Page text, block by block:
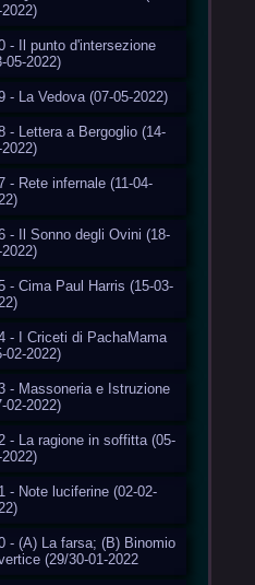
- Il punto d'intersezione
05-2022)
- La Vedova (07-05-2022)
- Lettera a Bergoglio (14-
- Rete infernale (11-04-
- Il Sonno degli Ovini (18-
- Cima Paul Harris (15-03-
- I Criceti di PachaMama
02-2022)
- Massoneria e Istruzione
02-2022)
- La ragione in soffitta (05-
- Note luciferine (02-02-
- (A) La farsa; (B) Binomio
(29/30-01-2022